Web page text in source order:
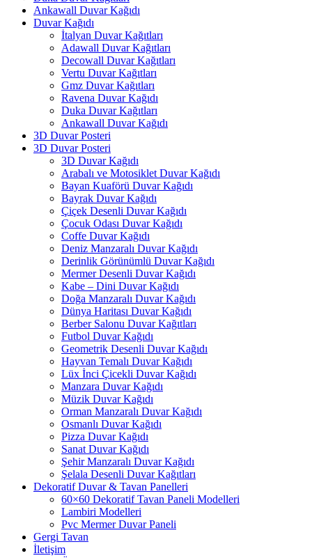
Ankawall Duvar Kağıdı
Duvar Kağıdı
İtalyan Duvar Kağıtları
Adawall Duvar Kağıtları
Decowall Duvar Kağıtları
Vertu Duvar Kağıtları
Gmz Duvar Kağıtları
Ravena Duvar Kağıdı
Duka Duvar Kağıtları
Ankawall Duvar Kağıdı
3D Duvar Posteri
3D Duvar Posteri
3D Duvar Kağıdı
Arabalı ve Motosiklet Duvar Kağıdı
Bayan Kuaförü Duvar Kağıdı
Bayrak Duvar Kağıdı
Çiçek Desenli Duvar Kağıdı
Çocuk Odası Duvar Kağıdı
Coffe Duvar Kağıdı
Deniz Manzaralı Duvar Kağıdı
Derinlik Görünümlü Duvar Kağıdı
Mermer Desenli Duvar Kağıdı
Kabe – Dini Duvar Kağıdı
Doğa Manzaralı Duvar Kağıdı
Dünya Haritası Duvar Kağıdı
Berber Salonu Duvar Kağıtları
Futbol Duvar Kağıdı
Geometrik Desenli Duvar Kağıdı
Hayvan Temalı Duvar Kağıdı
Lüx İnci Çicekli Duvar Kağıdı
Manzara Duvar Kağıdı
Müzik Duvar Kağıdı
Orman Manzaralı Duvar Kağıdı
Osmanlı Duvar Kağıdı
Pizza Duvar Kağıdı
Sanat Duvar Kağıdı
Şehir Manzaralı Duvar Kağıdı
Şelala Desenli Duvar Kağıtları
Dekoratif Duvar & Tavan Panelleri
60×60 Dekoratif Tavan Paneli Modelleri
Lambiri Modelleri
Pvc Mermer Duvar Paneli
Gergi Tavan
İletişim